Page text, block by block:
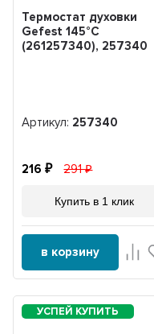
Термостат духовки
Gefest 145°С
(261257340), 257340
Артикул: 257340
216 291
Купить в 1 клик
в корзину